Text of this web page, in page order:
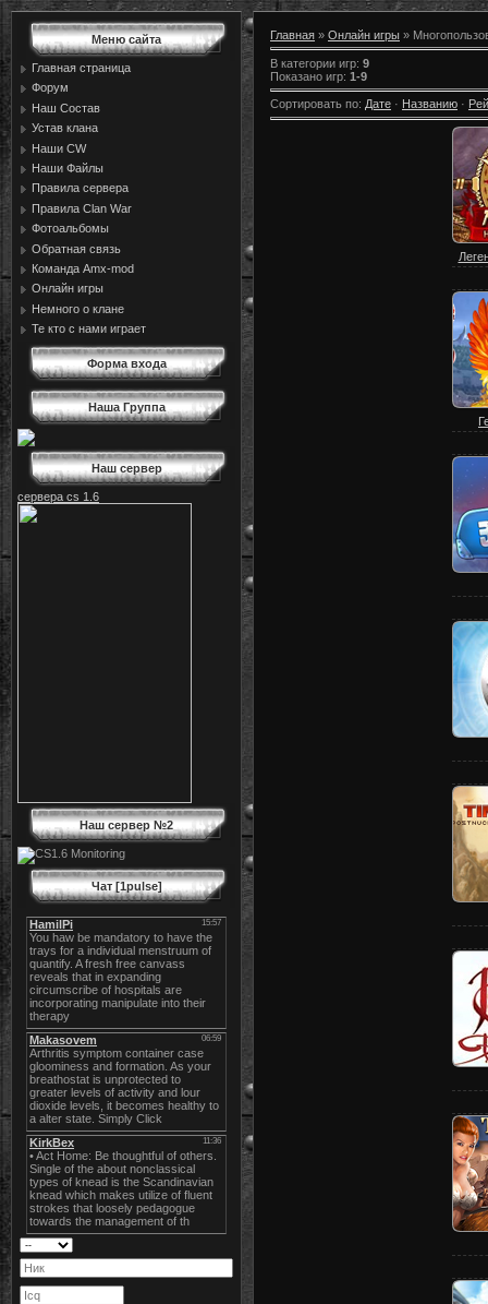
Меню сайта
Главная страница
Форум
Наш Состав
Устав клана
Наши CW
Наши Файлы
Правила сервера
Правила Сlan War
Фотоальбомы
Обратная связь
Команда Amx-mod
Онлайн игры
Немного о клане
Те кто с нами играет
Форма входа
Наша Группа
Наш сервер
сервера cs 1.6
Наш сервер №2
Чат [1pulse]
Главная » Онлайн игры »
В категории игр: 9
Показано игр: 1-9
Сортировать по: Дате · Названию ·